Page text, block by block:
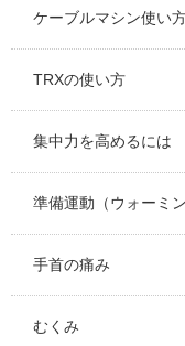
ケーブルマシン使い
TRXの使い方
集中力を高めるには
準備運動（ウォーミ
手首の痛み
むくみ